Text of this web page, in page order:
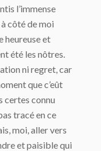
l’immense
côté de moi
heureuse et
été les nôtres.
ni regret, car
que c’eût
certes connu
tracé en ce
moi, aller vers
et paisible qui